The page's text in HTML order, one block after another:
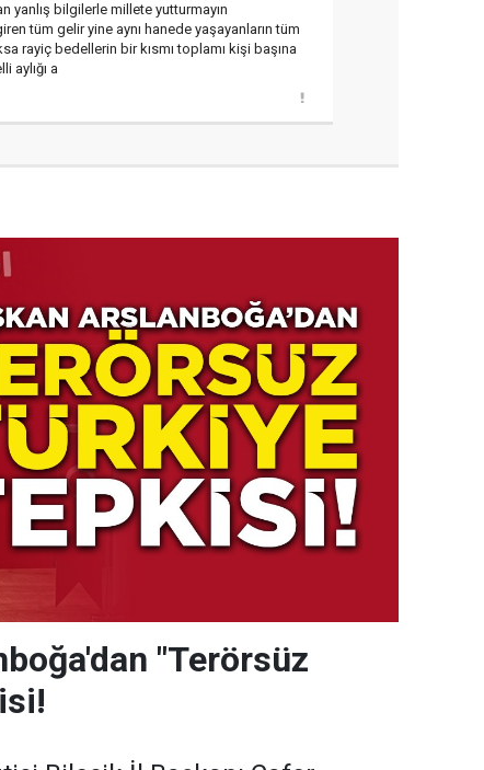
yanlış bilgilerle millete yutturmayın
tüm gelir yine aynı hanede yaşayanların tüm
rayiç bedellerin bir kısmı toplamı kişi başına
aylığı a
"Terörsüz